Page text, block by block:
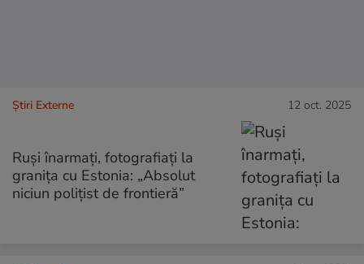
Știri Externe 12 oct. 2025
Ruși înarmați, fotografiați la
granița cu Estonia: „Absolut
niciun polițist de frontieră”